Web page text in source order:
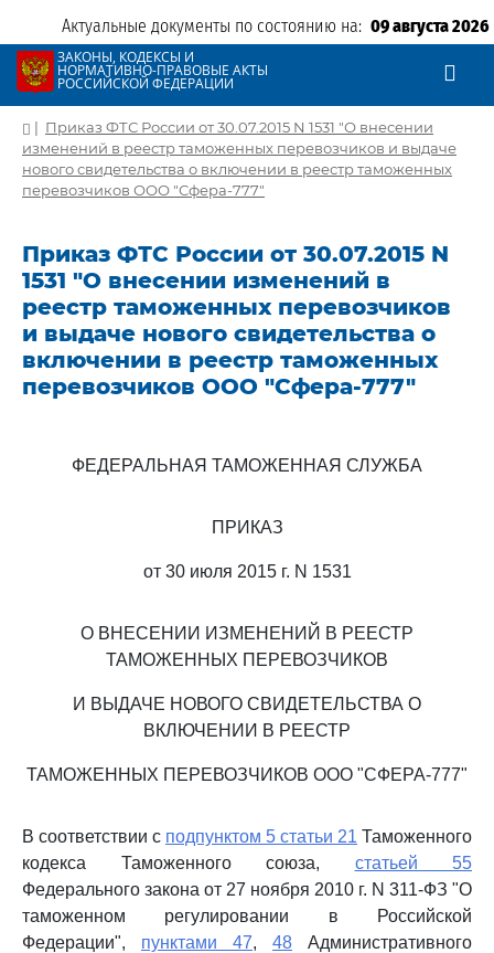
Актуальные документы по состоянию на: 09 августа 2026
ЗАКОНЫ, КОДЕКСЫ И
НОРМАТИВНО-ПРАВОВЫЕ АКТЫ
РОССИЙСКОЙ ФЕДЕРАЦИИ
| Приказ ФТС России от 30.07.2015 N 1531 "О внесении
изменений в реестр таможенных перевозчиков и выдаче
нового свидетельства о включении в реестр таможенных
перевозчиков ООО "Сфера-777"
Приказ ФТС России от 30.07.2015 N
1531 "О внесении изменений в
реестр таможенных перевозчиков
и выдаче нового свидетельства о
включении в реестр таможенных
перевозчиков ООО "Сфера-777"
ФЕДЕРАЛЬНАЯ ТАМОЖЕННАЯ СЛУЖБА
ПРИКАЗ
от 30 июля 2015 г. N 1531
О ВНЕСЕНИИ ИЗМЕНЕНИЙ В РЕЕСТР
ТАМОЖЕННЫХ ПЕРЕВОЗЧИКОВ
И ВЫДАЧЕ НОВОГО СВИДЕТЕЛЬСТВА О
ВКЛЮЧЕНИИ В РЕЕСТР
ТАМОЖЕННЫХ ПЕРЕВОЗЧИКОВ ООО "СФЕРА-777"
В соответствии с подпунктом 5 статьи 21 Таможенного
кодекса Таможенного союза, статьей 55
Федерального закона от 27 ноября 2010 г. N 311-ФЗ "О
таможенном регулировании в Российской
Федерации", пунктами 47, 48 Административного